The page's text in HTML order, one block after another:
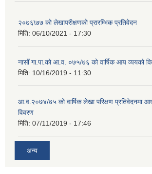
२०७६\७७ को लेखापरीक्षणको प्रारम्भिक प्रतिवेदन
मिति: 06/10/2021 - 17:30
नासोँ गा.पा.को आ.व. ०७५/७६ को वार्षिक आय व्ययको
मिति: 10/16/2019 - 11:30
आ.व.२०७४/७५ को वार्षिक लेखा परिक्षण प्रतिवेदनमा
विवरण
मिति: 07/11/2019 - 17:46
अन्य